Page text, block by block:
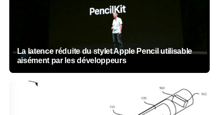
La latence réduite du stylet Apple Pencil utilisable
aisément par les développeurs